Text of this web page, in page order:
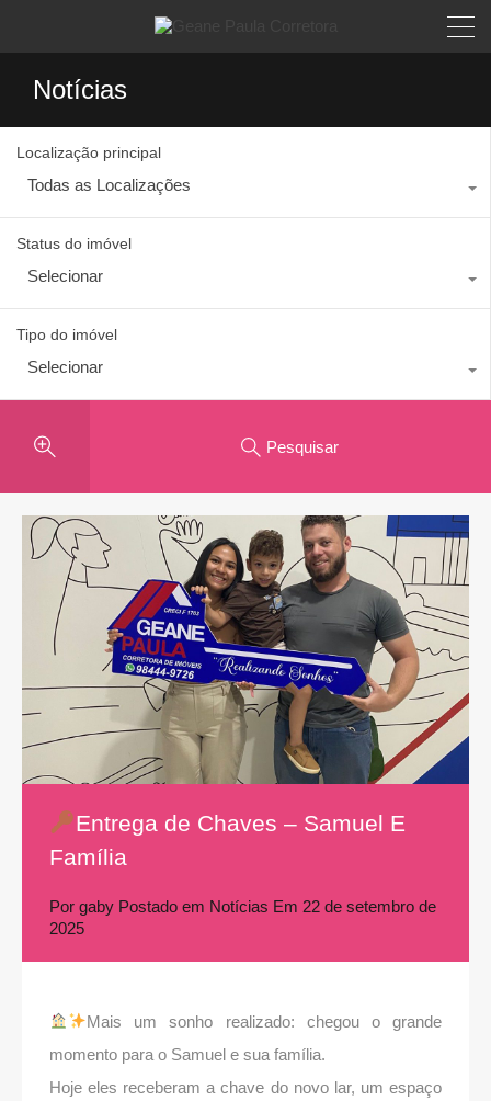
Notícias
Localização principal
Todas as Localizações
Status do imóvel
Selecionar
Tipo do imóvel
Selecionar
Pesquisar
Entrega de Chaves – Samuel E
Família
Por gaby Postado em Notícias Em 22 de setembro de
2025
Mais um sonho realizado: chegou o grande
momento para o Samuel e sua família.
Hoje eles receberam a chave do novo lar, um espaço